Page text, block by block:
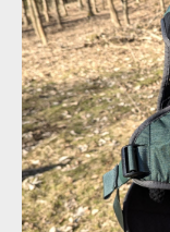
Osprey Escapist
Osprey Escapist
Osprey Escapist